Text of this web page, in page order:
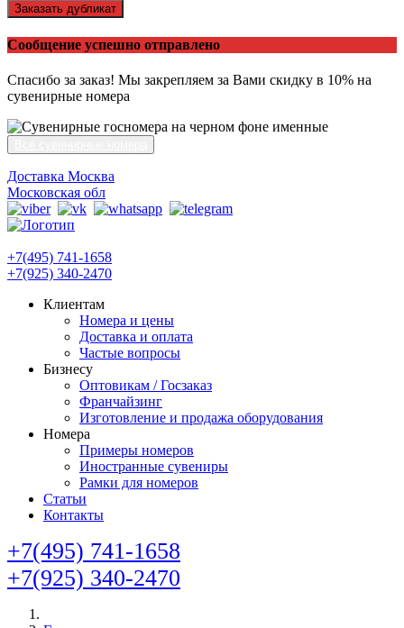
Заказать дубликат
Сообщение успешно отправлено
Спасибо за заказ! Мы закрепляем за Вами скидку в 10% на
сувенирные номера
Доставка Москва
Московская обл
+7(495) 741-1658
+7(925) 340-2470
Клиентам
Номера и цены
Доставка и оплата
Частые вопросы
Бизнесу
Оптовикам / Госзаказ
Франчайзинг
Изготовление и продажа оборудования
Номера
Примеры номеров
Иностранные сувениры
Рамки для номеров
Статьи
Контакты
+7(495) 741-1658
+7(925) 340-2470